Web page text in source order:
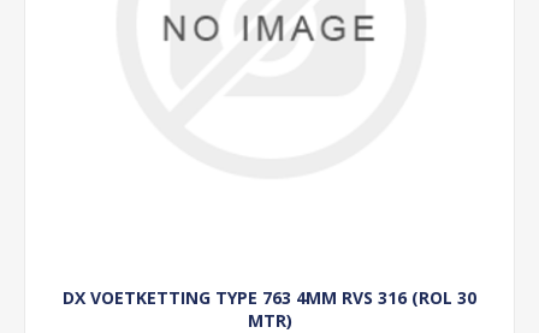
DX VOETKETTING TYPE 763 4MM RVS 316 (ROL 30
MTR)